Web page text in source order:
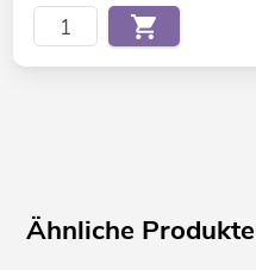
Ähnliche Produkte